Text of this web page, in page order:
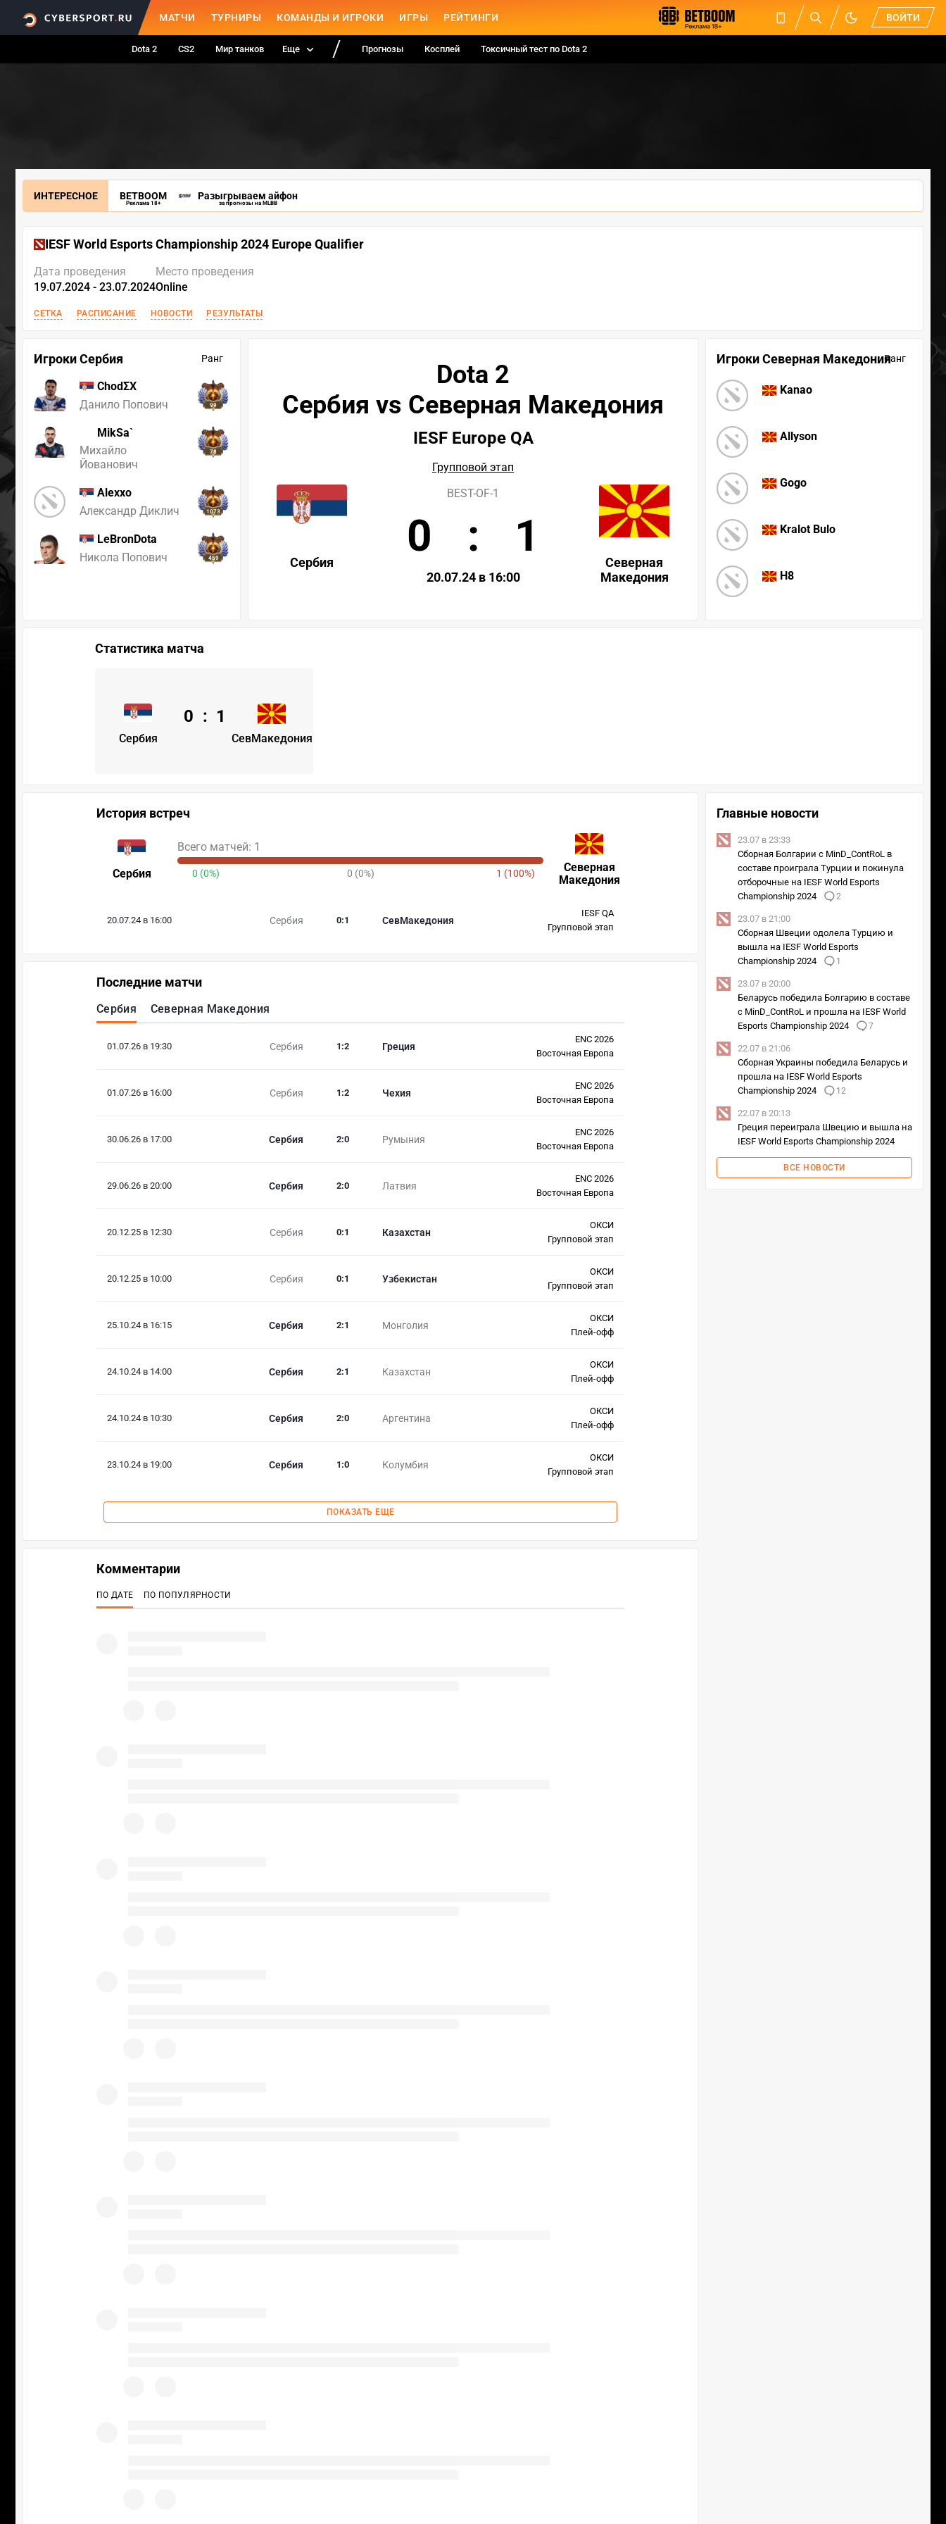
МАТЧИ ТУРНИРЫ КОМАНДЫ И ИГРОКИ ИГРЫ РЕЙТИНГИ ВОЙТИ
Dota 2 CS2 Мир танков Еще Прогнозы Косплей Токсичный тест по Dota 2
ИНТЕРЕСНОЕ BETBOOM
Реклама 18+
Разыгрываем айфон
за прогнозы на MLBB
IESF World Esports Championship 2024 Europe Qualifier
Дата проведения
19.07.2024 - 23.07.2024
Место проведения
Online
СЕТКА РАСПИСАНИЕ НОВОСТИ РЕЗУЛЬТАТЫ
Игроки Сербия Ранг
ChodΣX
Данило Попович
99
MikSa`
Михайло
Йованович
78
Alexxo
Александр Диклич
1073
LeBronDota
Никола Попович
459
Игроки Северная МакедонияРанг
Kanao
Allyson
Gogo
Kralot Bulo
H8
Dota 2
Сербия vs Северная Македония
IESF Europe QA
Групповой этап
Сербия
Северная
Македония
BEST-OF-1
0 : 1
20.07.24 в 16:00
Статистика матча
Сербия СевМакедония
0 : 1
История встреч
Сербия
Северная
Македония
Всего матчей: 1
0 (0%) 0 (0%) 1 (100%)
20.07.24 в 16:00 Сербия СевМакедония
0:1
IESF QA
Групповой этап
Последние матчи
Сербия Северная Македония
01.07.26 в 19:30 Сербия Греция
1 :2
ENC 2026
Восточная Европа
01.07.26 в 16:00 Сербия Чехия
1 :2
ENC 2026
Восточная Европа
30.06.26 в 17:00 Сербия Румыния
2:0
ENC 2026
Восточная Европа
29.06.26 в 20:00 Сербия Латвия
2:0
ENC 2026
Восточная Европа
20.12.25 в 12:30 Сербия Казахстан
0:1
ОКСИ
Групповой этап
20.12.25 в 10:00 Сербия Узбекистан
0:1
ОКСИ
Групповой этап
25.10.24 в 16:15 Сербия Монголия
2:1
ОКСИ
Плей-офф
24.10.24 в 14:00 Сербия Казахстан
2:1
ОКСИ
Плей-офф
24.10.24 в 10:30 Сербия Аргентина
2:0
ОКСИ
Плей-офф
23.10.24 в 19:00 Сербия Колумбия
1 :0
ОКСИ
Групповой этап
ПОКАЗАТЬ ЕЩЕ
Главные новости
23.07 в 23:33
Сборная Болгарии с MinD_ContRoL в
составе проиграла Турции и покинула
отборочные на IESF World Esports
Championship 2024
2
23.07 в 21:00
Сборная Швеции одолела Турцию и
вышла на IESF World Esports
Championship 2024
1
23.07 в 20:00
Беларусь победила Болгарию в составе
с MinD_ContRoL и прошла на IESF World
Esports Championship 2024
7
22.07 в 21:06
Сборная Украины победила Беларусь и
прошла на IESF World Esports
Championship 2024
12
22.07 в 20:13
Греция переиграла Швецию и вышла на
IESF World Esports Championship 2024
ВСЕ НОВОСТИ
Комментарии
ПО ДАТЕ ПО ПОПУЛЯРНОСТИ